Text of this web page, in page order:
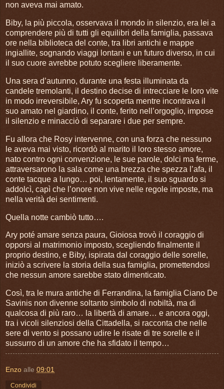
non aveva mai amato.
Biby, la più piccola, osservava il mondo in silenzio, era lei a
comprendere più di tutti gli equilibri della famiglia, passava
ore nella biblioteca del conte, tra libri antichi e mappe
ingiallite, sognando viaggi lontani e un futuro diverso, in cui
il suo cuore avrebbe potuto scegliere liberamente.
Una sera d’autunno, durante una festa illuminata da
candele tremolanti, il destino decise di intrecciare le loro vite
in modo irreversibile, Ary fu scoperta mentre incontrava il
suo amato nel giardino, il conte, ferito nell’orgoglio, impose
il silenzio e minacciò di separare i due per sempre.
Fu allora che Rosy intervenne, con una forza che nessuno
le aveva mai visto, ricordò al marito il loro stesso amore,
nato contro ogni convenzione, le sue parole, dolci ma ferme,
attraversarono la sala come una brezza che spezza l’afa, il
conte tacque a lungo… poi, lentamente, il suo sguardo si
addolcì, capì che l’onore non vive nelle regole imposte, ma
nella verità dei sentimenti.
Quella notte cambiò tutto….
Ary poté amare senza paura, Gioiosa trovò il coraggio di
opporsi al matrimonio imposto, scegliendo finalmente il
proprio destino, e Biby, ispirata dal coraggio delle sorelle,
iniziò a scrivere la storia della sua famiglia, promettendosi
che nessun amore sarebbe stato dimenticato.
Così, tra le mura antiche di Ferrandina, la famiglia Ciano De
Savinis non divenne soltanto simbolo di nobiltà, ma di
qualcosa di più raro… la libertà di amare… e ancora oggi,
tra i vicoli silenziosi della Cittadella, si racconta che nelle
sere di vento si possano udire le risate di tre sorelle e il
sussurro di un amore che ha sfidato il tempo…
Enzo alle 09:01
Condividi